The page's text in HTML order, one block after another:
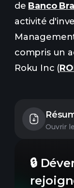
de Banco
activité
compris un
Roku Inc (
Ouvrir
🔒